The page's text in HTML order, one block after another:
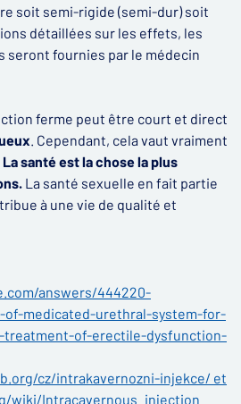
soit semi-rigide (semi-dur) soit
détaillées sur les effets, les
seront fournies par le médecin
ferme peut être court et direct
. Cependant, cela vaut vraiment
La santé est la chose la plus
La santé sexuelle en fait partie
à une vie de qualité et
answers/444220-
of-medicated-urethral-system-for-
of-erectile-dysfunction-
cz/intrakavernozni-injekce/ et
wiki/Intracavernous_injection